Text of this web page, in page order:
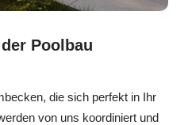
Poolbau
die sich perfekt in Ihr
von uns koordiniert und